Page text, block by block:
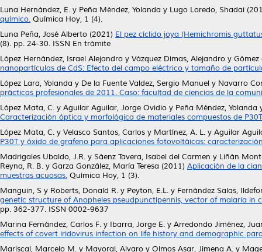
Luna Hernández, E. y Peña Méndez, Yolanda y Lugo Loredo, Shadai
químico. Química Hoy, 1 (4).
Luna Peña, José Alberto (2021) El pez cíclido joya (Hemichromis
(8). pp. 24-30. ISSN En trámite
López Hernández, Israel Alejandro y Vázquez Dimas, Alejandro y Gómez
nanopartículas de CdS: Efecto del campo eléctrico y tamaño de
López Lara, Yolanda y De la Fuente Valdez, Sergio Manuel y Navarro
prácticas profesionales de 2011. Caso: facultad de ciencias de la
López Mata, C. y Aguilar Aguilar, Jorge Ovidio y Peña Méndez, Yolanda
Caracterización óptica y morfológica de materiales compuestos de
López Mata, C. y Velasco Santos, Carlos y Martínez, A. L. y Aguilar
P30T y óxido de grafeno para aplicaciones fotovoltáicas:
Madrigales Ubaldo, J.R. y Sáenz Tavera, Isabel del Carmen y Liñán
Reyna, R. B. y Garza González, María Teresa (2011) Aplicación de la
muestras acuosas. Química Hoy, 1 (3).
Manguin, S y Roberts, Donald R. y Peyton, E.L. y Fernández Salas,
genetic structure of Anopheles pseudpunctipennis, vector of malaria in
pp. 362-377. ISSN 0002-9637
Marina Fernández, Carlos F. y Ibarra, Jorge E. y Arredondo Jiménez,
effects of covert iridovirus infection on life history and demographic
Mariscal, Marcelo M. y Mayoral, Alvaro y Olmos Asar, Jimena A. y